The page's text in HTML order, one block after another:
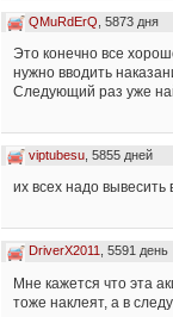
QMuRdErQ , 5873 дня
Это конечно все
нужно вводить
Следующий раз уже
viptubesu , 5855 дней
их всех надо вывесить
DriverX2011, 5591 день
Мне кажется что эта
тоже наклеят, а в